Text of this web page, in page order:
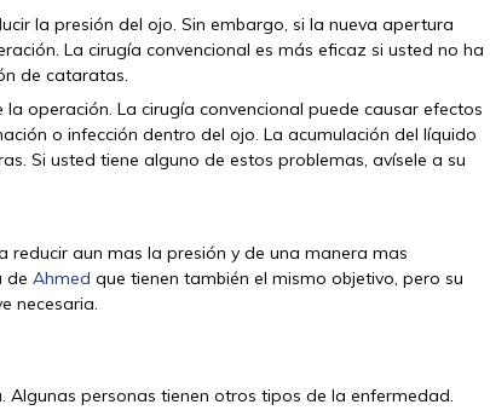
la presión del ojo. Sin embargo, si la nueva apertura
La cirugía convencional es más eficaz si usted no ha
de cataratas.
operación. La cirugía convencional puede causar efectos
o infección dentro del ojo. La acumulación del líquido
Si usted tiene alguno de estos problemas, avísele a su
reducir aun mas la presión y de una manera mas
de Ahmed que tienen también el mismo objetivo, pero su
necesaria.
personas tienen otros tipos de la enfermedad.